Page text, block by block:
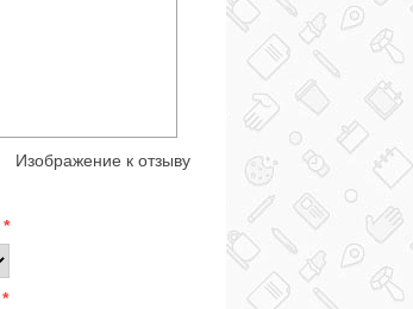
Изображение к отзыву
*
*